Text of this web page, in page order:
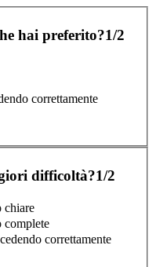
hai preferito?1/2
correttamente
difficoltà?1/2
chiare
complete
correttamente